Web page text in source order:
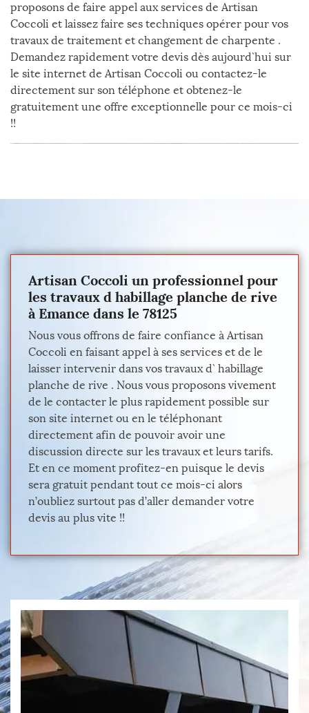
proposons de faire appel aux services de Artisan
Coccoli et laissez faire ses techniques opérer pour vos
travaux de traitement et changement de charpente .
Demandez rapidement votre devis dès aujourd`hui sur
le site internet de Artisan Coccoli ou contactez-le
directement sur son téléphone et obtenez-le
gratuitement une offre exceptionnelle pour ce mois-ci
!!
Artisan Coccoli un professionnel pour
les travaux d habillage planche de rive
à Emance dans le 78125
Nous vous offrons de faire confiance à Artisan
Coccoli en faisant appel à ses services et de le
laisser intervenir dans vos travaux d` habillage
planche de rive . Nous vous proposons vivement
de le contacter le plus rapidement possible sur
son site internet ou en le téléphonant
directement afin de pouvoir avoir une
discussion directe sur les travaux et leurs tarifs.
Et en ce moment profitez-en puisque le devis
sera gratuit pendant tout ce mois-ci alors
n’oubliez surtout pas d’aller demander votre
devis au plus vite !!